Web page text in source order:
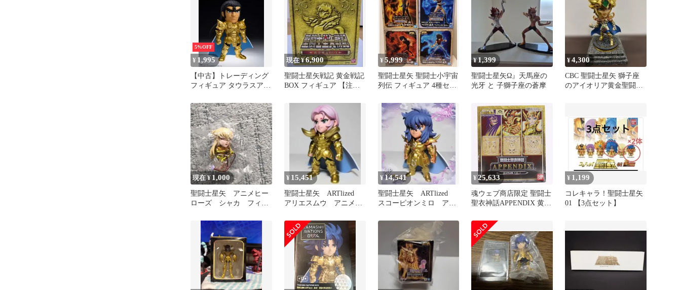
5%OFF
¥ 1,995
【中古】トレーディング
フィギュア タウラスアル
NATIONS BOX 聖闘士星
矢 ARTlized -集結!最強の
黄金聖闘士-」
現在 ¥6,900
聖闘士星矢戦記 黄金戦記
BOX フィギュア 【注意
し
¥5,999
聖闘士星矢 聖闘士小宇宙
列伝 フィギュア 4種セッ
担）
¥1,399
聖闘士星矢Ω』天馬座の
光牙 と 子獅子座の蒼摩
¥4,300
CBC 聖闘士星矢 獅子座
のアイオリア黄金聖闘士
現在 ¥ 1,000
聖闘士星矢 アニメヒー
ローズ シャカ フィギ
¥ 15,451
聖闘士星矢 ARTlized
アリエスムウ アニメカ
品
¥14,541
聖闘士星矢 ARTlized
スコーピオンミロ アニ
成品
¥25,633
魂ウェブ商店限定 聖闘士
聖衣神話APPENDIX 黄金
エス)/牡牛座(タウラス)/
双子座(ジェミニ) 聖闘士
星矢 完成品 フィギュア
バンダイ
¥ 1,199
コレキャラ！聖闘士星矢
01 【3点セット】